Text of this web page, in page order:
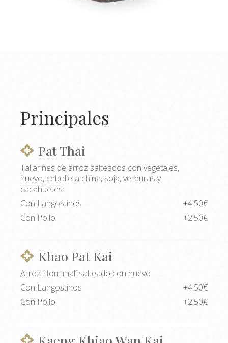
Principales
Pat Thai
Tallarines de arroz salteados con vegetales,
huevo, cebolleta china, soja, verduras y
cacahuetes
Con Langostinos
+4.50€
Con Pollo
+2.50€
Khao Pat Kai
Arroz Hom mali salteado con huevo
Con Langostinos
+4.50€
Con Pollo
+2.50€